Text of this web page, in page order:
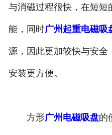
与消磁过程很快，在短短
能，同时广州起重电磁吸
源，因此更加较快与安全
安装更方便。
方形广州电磁吸盘的